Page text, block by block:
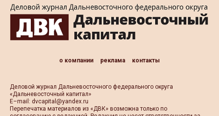
о компании реклама контакты
Деловой журнал Дальневосточного федерального округа
«Дальневосточный капитал»
Е–mail: dvcapital@yandex.ru
Перепечатка материалов из «ДВК» возможна только по